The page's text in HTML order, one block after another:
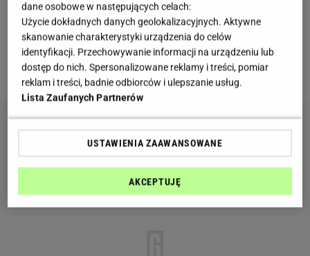
część. Badanie opublikowane w czasopiśmie Cancer
Research wykazało również, że przeciwutleniacze
znajdujące się w ekstrakcie z pestki awokado mogą
chronić przed białaczką szpikową.
dane osobowe w następujących celach:
Użycie dokładnych danych geolokalizacyjnych. Aktywne
skanowanie charakterystyki urządzenia do celów
identyfikacji. Przechowywanie informacji na urządzeniu lub
dostęp do nich. Spersonalizowane reklamy i treści, pomiar
reklam i treści, badnie odbiorców i ulepszanie usług.
Lista Zaufanych Partnerów
USTAWIENIA ZAAWANSOWANE
AKCEPTUJĘ